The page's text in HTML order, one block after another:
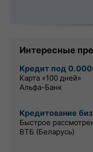
Интересные
Кредит под
Карта «100 дней»
Альфа-Банк
Кредитование
Быстрое
ВТБ (Беларусь)